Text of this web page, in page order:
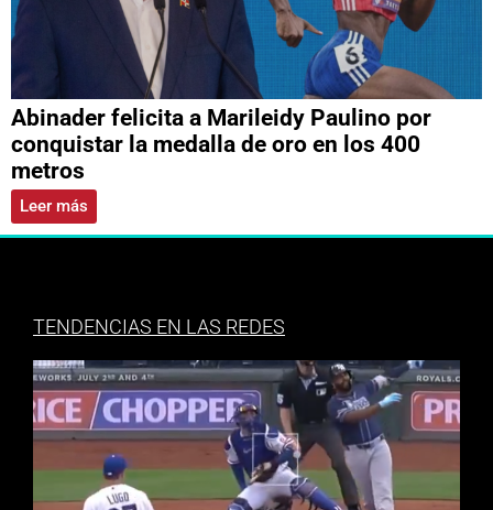
Abinader felicita a Marileidy Paulino por
conquistar la medalla de oro en los 400
metros
Leer más
TENDENCIAS EN LAS REDES